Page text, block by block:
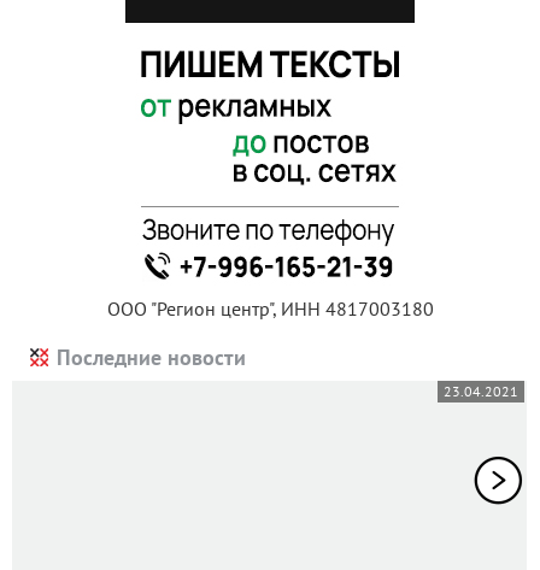
ООО "Регион центр", ИНН 4817003180
Последние новости
23.04.2021